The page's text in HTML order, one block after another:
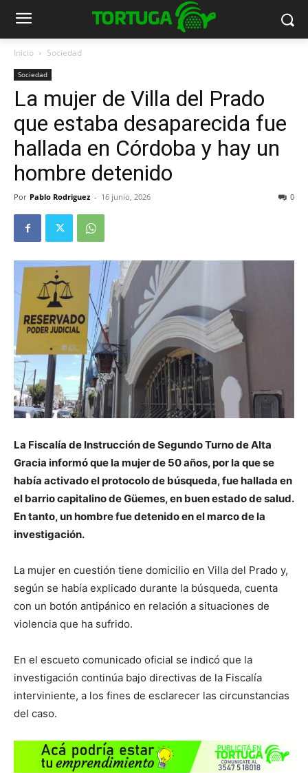
Inicio Sociedad
Sociedad
La mujer de Villa del Prado
que estaba desaparecida fue
hallada en Córdoba y hay un
hombre detenido
Por Pablo Rodriguez - 16 junio, 2026 0
La Fiscalía de Instrucción de Segundo Turno de Alta
Gracia informó que la mujer de 50 años, por la que se
había activado el protocolo de búsqueda, fue hallada en
el barrio capitalino de Güemes, en buen estado de salud.
En tanto, un hombre fue detenido en el marco de la
investigación.
La mujer en cuestión tiene domicilio en Villa del Prado y,
según se había explicado durante la búsqueda, cuenta
con un botón antipánico en relación a situaciones de
violencia que ha sufrido.
En el escueto comunicado oficial se indicó que la
investigación continúa bajo directivas de la Fiscalía
interviniente, a los fines de esclarecer las circunstancias
del caso.